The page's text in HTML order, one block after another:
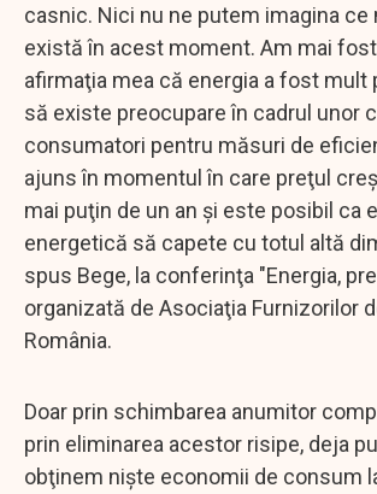
casnic. Nici nu ne putem imagina ce
există în acest moment. Am mai
afirmaţia mea că energia a fost mult
să existe preocupare în cadrul unor
consumatori pentru măsuri de
ajuns în momentul în care preţul
mai puţin de un an şi este posibil ca
energetică să capete cu totul altă
spus Bege, la conferinţa "Energia,
organizată de Asociaţia Furnizorilor
România.
Doar prin schimbarea anumitor
prin eliminarea acestor risipe, deja
obţinem nişte economii de consum